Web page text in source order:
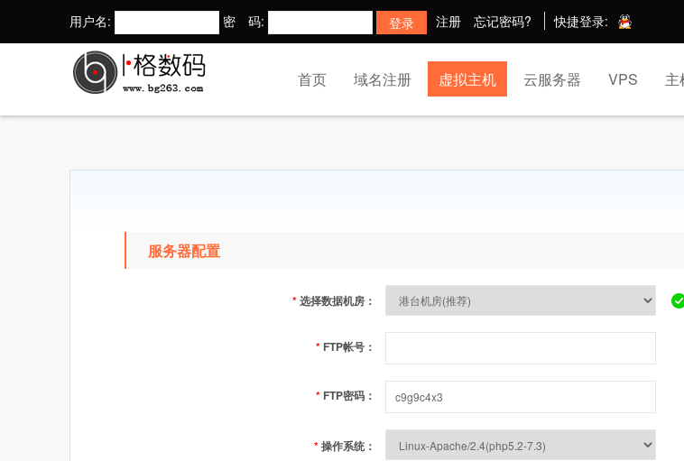
用户名: 密 码: 注册 忘记密码? 快捷登录:
首页 域名注册 虚拟主机 云服务器 VPS 主
服务器配置
*选择数据机房：
* FTP帐号：
* FTP密码：
*操作系统：